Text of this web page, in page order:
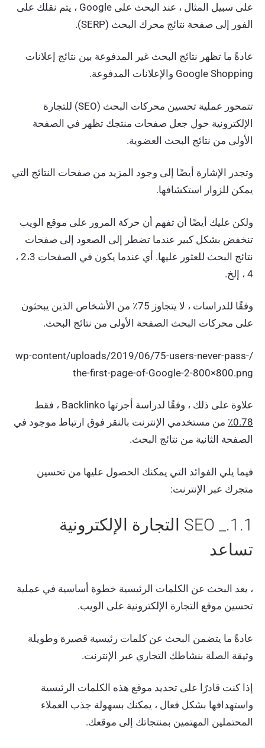
على سبيل المثال ، عند البحث على Google ، يتم نقلك على
الفور إلى صفحة نتائج محرك البحث (SERP).
عادةً ما تظهر نتائج البحث غير المدفوعة بين نتائج إعلانات
Google Shopping والإعلانات المدفوعة.
تتمحور عملية تحسين محركات البحث (SEO) للتجارة
الإلكترونية حول جعل صفحات منتجك تظهر في الصفحة
الأولى من نتائج البحث العضوية.
وتجدر الإشارة أيضًا إلى وجود المزيد من صفحات النتائج التي
يمكن للزوار استكشافها.
ولكن عليك أيضًا أن تفهم أن حركة المرور على موقع الويب
تنخفض بشكل كبير عندما تضطر إلى الصعود إلى صفحات
نتائج البحث للعثور عليها. أي عندما يكون في الصفحات 2،3 ،
4 ، إلخ.
وفقًا للدراسات ، لا يتجاوز 75٪ من الأشخاص الذين يبحثون
على محركات البحث الصفحة الأولى من نتائج البحث.
/wp-content/uploads/2019/06/75-users-never-pass-
the-first-page-of-Google-2-800×800.png
علاوة على ذلك ، وفقًا لدراسة أجرتها Backlinko ، فقط
0.78٪
من مستخدمي الإنترنت بالنقر فوق ارتباط موجود في
الصفحة الثانية من نتائج البحث.
فيما يلي الفوائد التي يمكنك الحصول عليها من تحسين
متجرك عبر الإنترنت:
1.1._ SEO التجارة الإلكترونية
تساعد
، يعد البحث عن الكلمات الرئيسية خطوة أساسية في عملية
تحسين موقع التجارة الإلكترونية على الويب.
عادةً ما يتضمن البحث عن كلمات رئيسية قصيرة وطويلة
وثيقة الصلة بنشاطك التجاري عبر الإنترنت.
إذا كنت قادرًا على تحديد موقع هذه الكلمات الرئيسية
واستهدافها بشكل فعال ، يمكنك بسهولة جذب العملاء
المحتملين المهتمين بمنتجاتك إلى موقعك.